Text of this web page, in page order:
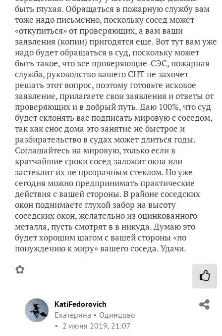
быть глухая. Обращаться в пожарную службу вам
тоже надо письменно, поскольку сосед может
«откупиться» от проверяющих, а вам ваши
заявления (копии) пригодятся еще. Вот тут вам уже
надо будет обращаться в суд, поскольку может
быть такое, что все проверяющие-СЭС, пожарная
служба, руководство вашего СНТ не захочет
решать этот вопрос, поэтому готовьте исковое
заявление, прилагаете свои заявления и ответы от
проверяющих и в добрый путь. Даю 100%, что суд
будет склонять вас подписать мировую с соседом,
так как снос дома это занятие не быстрое и
разбирательство в судах может длиться годы.
Соглашайтесь на мировую, только если в
кратчайшие сроки сосед заложит окна или
застеклит их не прозрачным стеклом. Но уже
сегодня можно предпринимать практические
действия с вашей стороны. В районе соседских
окон поднимаете глухой забор на высоту
соседских окон, желательно из оцинкованного
металла, пусть смотрят в в никуда. Думаю это
будет хорошим шагом с вашей стороны «по
понуждению к миру» вашего соседа. Удачи.
✿
KatiFedorovich
Екатерина
Одинцово
2 июня 2019, 21:07